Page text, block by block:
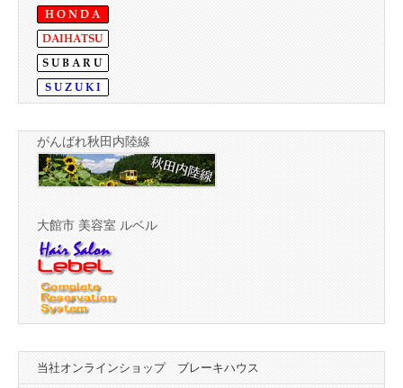
がんばれ秋田内陸線
大館市 美容室 ルベル
当社オンラインショップ ブレーキハウス